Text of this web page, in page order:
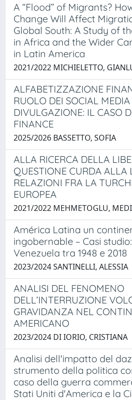
A “Flood” of Migrants?
Change Will Affect
Global South: A Study of
in Africa and the Wider
in Latin America
2021/2022 MICHIELETTO,
ALFABETIZZAZIONE
RUOLO DEI SOCIAL
DIVULGAZIONE: IL CASO
FINANCE
2025/2026 BASSETTO, SOFIA
ALLA RICERCA DELLA
QUESTIONE CURDA ALLA
RELAZIONI FRA LA
EUROPEA
2021/2022 MEHMETOGLU,
América Latina un
ingobernable – Casi
Venezuela tra 1948 e 2018
2023/2024 SANTINELLI, ALESSIA
ANALISI DEL FENOMENO
DELL’INTERRUZIONE
GRAVIDANZA NEL
AMERICANO
2023/2024 DI IORIO, CRISTIANA
Analisi dell'impatto del
strumento della politica
caso della guerra
Stati Uniti d'America e la